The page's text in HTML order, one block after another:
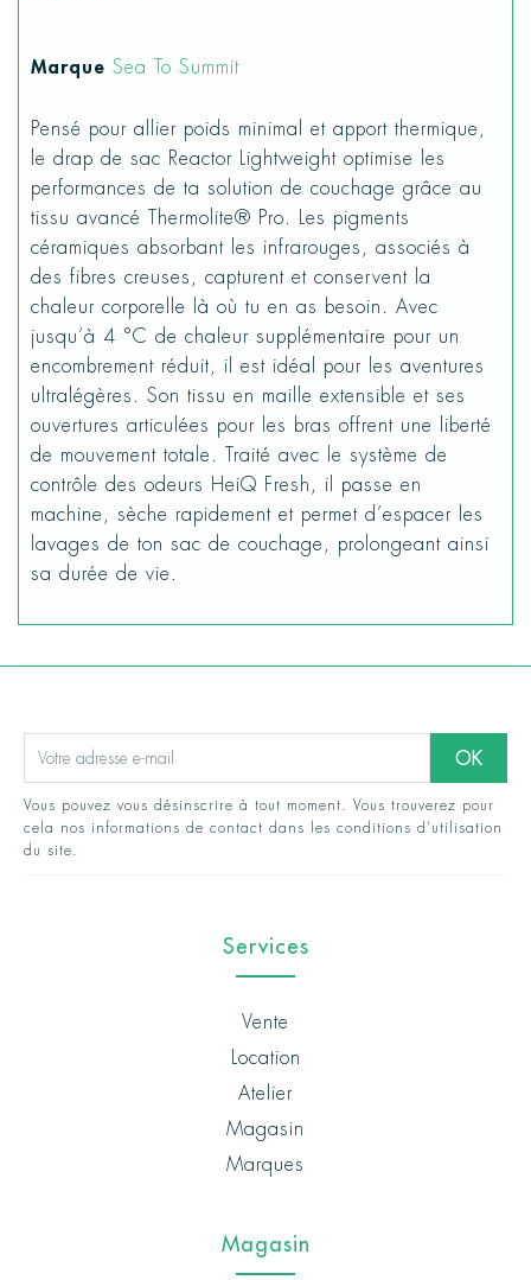
Marque Sea To Summit
Pensé pour allier poids minimal et apport thermique,
le drap de sac Reactor Lightweight optimise les
performances de ta solution de couchage grâce au
tissu avancé Thermolite® Pro. Les pigments
céramiques absorbant les infrarouges, associés à
des fibres creuses, capturent et conservent la
chaleur corporelle là où tu en as besoin. Avec
jusqu’à 4 °C de chaleur supplémentaire pour un
encombrement réduit, il est idéal pour les aventures
ultralégères. Son tissu en maille extensible et ses
ouvertures articulées pour les bras offrent une liberté
de mouvement totale. Traité avec le système de
contrôle des odeurs HeiQ Fresh, il passe en
machine, sèche rapidement et permet d’espacer les
lavages de ton sac de couchage, prolongeant ainsi
sa durée de vie.
Vous pouvez vous désinscrire à tout moment. Vous trouverez pour
cela nos informations de contact dans les conditions d'utilisation
du site.
Services
Vente
Location
Atelier
Magasin
Marques
Magasin